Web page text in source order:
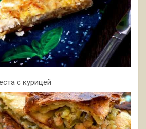
с курицей